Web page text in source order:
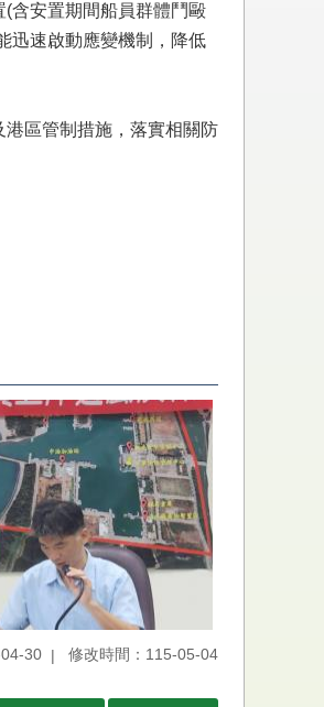
含安置期間船員群體鬥毆
迅速啟動應變機制，降低
區管制措施，落實相關防
30 修改時間：115-05-04